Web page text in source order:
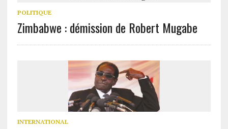
POLITIQUE
Zimbabwe : démission de Robert Mugabe
INTERNATIONAL